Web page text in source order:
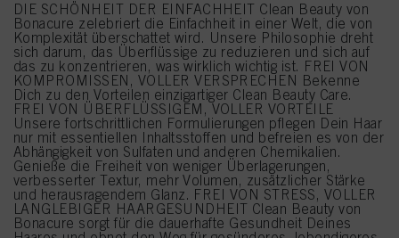
DIE SCHÖNHEIT DER EINFACHHEIT Clean Beauty von
Bonacure zelebriert die Einfachheit in einer Welt, die von
Komplexität überschattet wird. Unsere Philosophie dreht
sich darum, das Überflüssige zu reduzieren und sich auf
das zu konzentrieren, was wirklich wichtig ist. FREI VON
KOMPROMISSEN, VOLLER VERSPRECHEN Bekenne
Dich zu den Vorteilen einzigartiger Clean Beauty Care.
FREI VON ÜBERFLÜSSIGEM, VOLLER VORTEILE
Unsere fortschrittlichen Formulierungen pflegen Dein Haar
nur mit essentiellen Inhaltsstoffen und befreien es von der
Abhängigkeit von Sulfaten und anderen Chemikalien.
Genieße die Freiheit von weniger Überlagerungen,
verbesserter Textur, mehr Volumen, zusätzlicher Stärke
und herausragendem Glanz. FREI VON STRESS, VOLLER
LANGLEBIGER HAARGESUNDHEIT Clean Beauty von
Bonacure sorgt für die dauerhafte Gesundheit Deines